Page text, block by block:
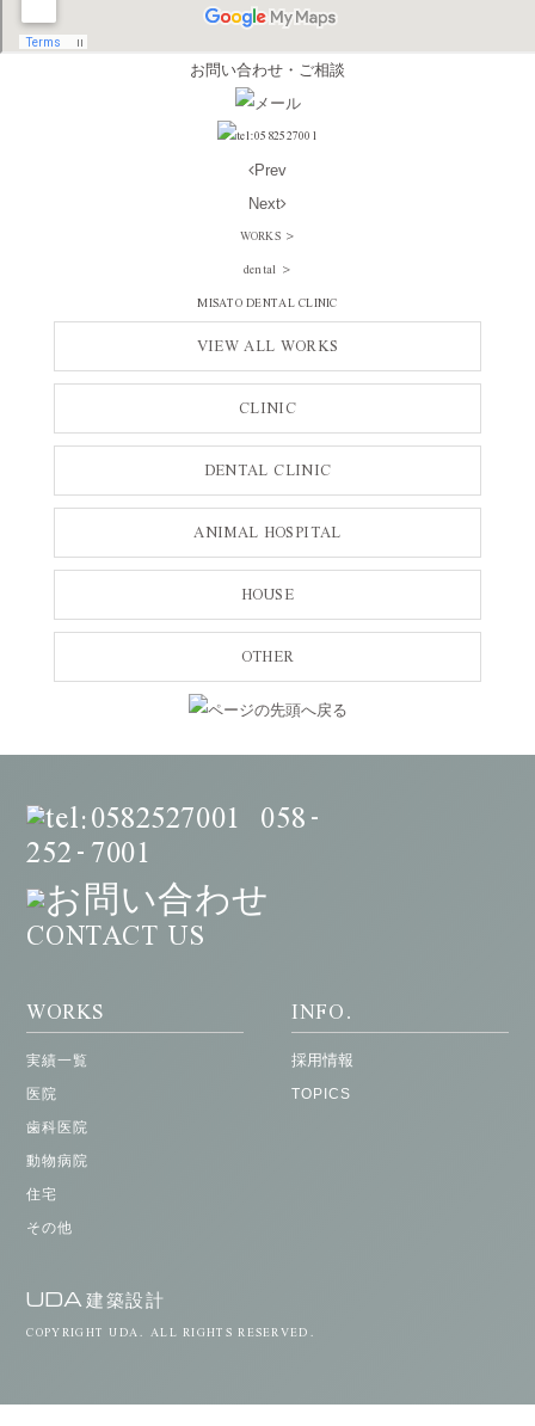
お問い合わせ・ご相談
Prev
Next
WORKS>
dental >
MISATO DENTAL CLINIC
VIEW ALL WORKS
CLINIC
DENTAL CLINIC
ANIMAL HOSPITAL
HOUSE
OTHER
058-
252-7001
CONTACT US
WORKS
実績一覧
医院
歯科医院
動物病院
住宅
その他
INFO.
採用情報
TOPICS
UDA 建築設計
COPYRIGHT UDA. ALL RIGHTS RESERVED.